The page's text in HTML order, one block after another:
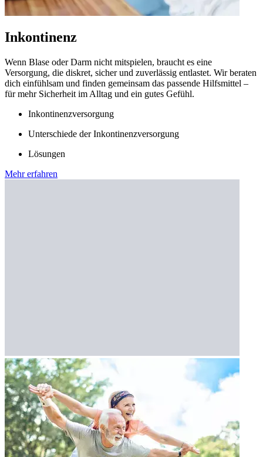
Inkontinenz
Wenn Blase oder Darm nicht mitspielen, braucht es eine
Versorgung, die diskret, sicher und zuverlässig entlastet. Wir beraten
dich einfühlsam und finden gemeinsam das passende Hilfsmittel –
für mehr Sicherheit im Alltag und ein gutes Gefühl.
Inkontinenzversorgung
Unterschiede der Inkontinenzversorgung
Lösungen
Mehr erfahren